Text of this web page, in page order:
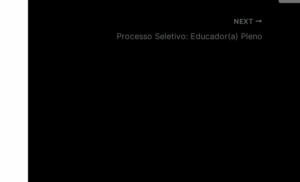
NEXT
Processo Seletivo: Educador(a) Pleno